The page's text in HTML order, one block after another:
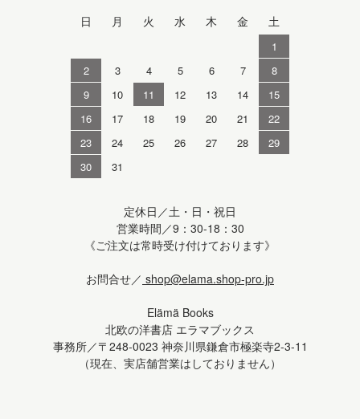
日
月 火 水 木 金 土
1
2
3 4 5 6 7
8
9
10 11 12 13 14
15
16
17 18 19 20 21
22
23
24 25 26 27 28
29
30
31
定休日／土・日・祝日
営業時間／9：30-18：30
《ご注文は常時受け付けております》
お問合せ／ shop@elama.shop-pro.jp
Elämä Books
北欧の洋書店 エラマブックス
事務所／〒248-0023 神奈川県鎌倉市極楽寺2-3-11
（現在、実店舗営業はしておりません）